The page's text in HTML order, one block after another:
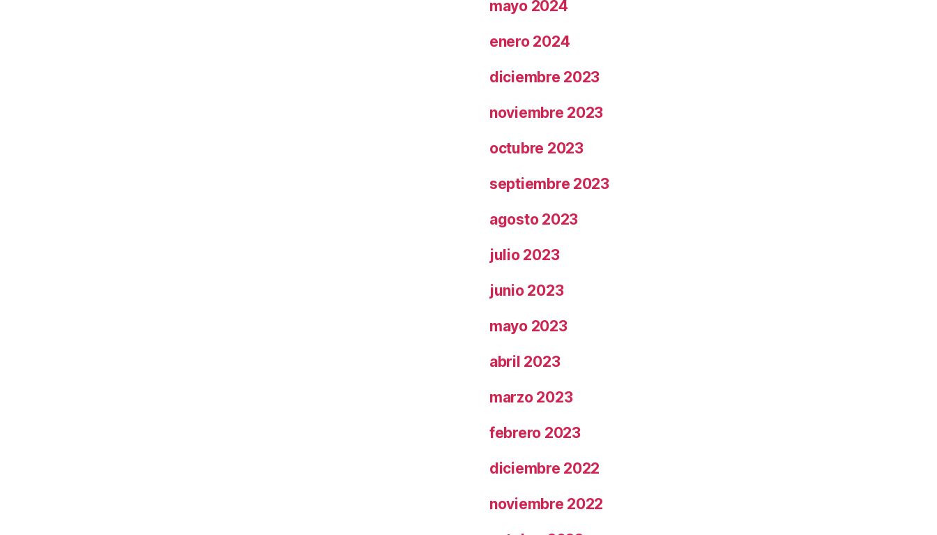
mayo 2024
enero 2024
diciembre 2023
noviembre 2023
octubre 2023
septiembre 2023
agosto 2023
julio 2023
junio 2023
mayo 2023
abril 2023
marzo 2023
febrero 2023
diciembre 2022
noviembre 2022